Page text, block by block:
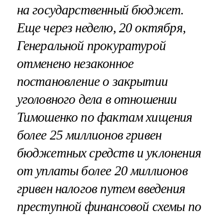
на государственный бюджет.
Еще через неделю, 20 октября,
Генеральной прокуратурой
отменено незаконное
постановление о закрытии
уголовного дела в отношении
Тимошенко по фактам хищения
более 25 миллионов гривен
бюджетных средств и уклонения
от уплаты более 20 миллионов
гривен налогов путем введения
преступной финансовой схемы по